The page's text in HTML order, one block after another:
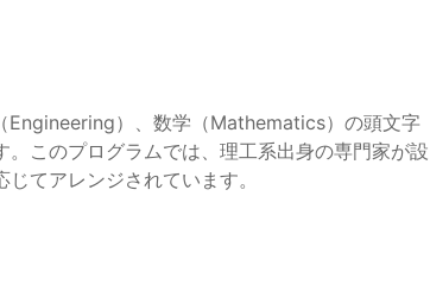
）、数学（Mathematics）の頭文字
このプログラムでは、理工系出身の専門家が設
てアレンジされています。